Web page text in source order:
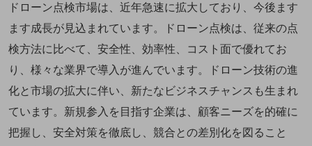
ドローン点検市場は、近年急速に拡大しており、今後ます
ます成長が見込まれています。ドローン点検は、従来の点
検方法に比べて、安全性、効率性、コスト面で優れてお
り、様々な業界で導入が進んでいます。ドローン技術の進
化と市場の拡大に伴い、新たなビジネスチャンスも生まれ
ています。新規参入を目指す企業は、顧客ニーズを的確に
把握し、安全対策を徹底し、競合との差別化を図ること